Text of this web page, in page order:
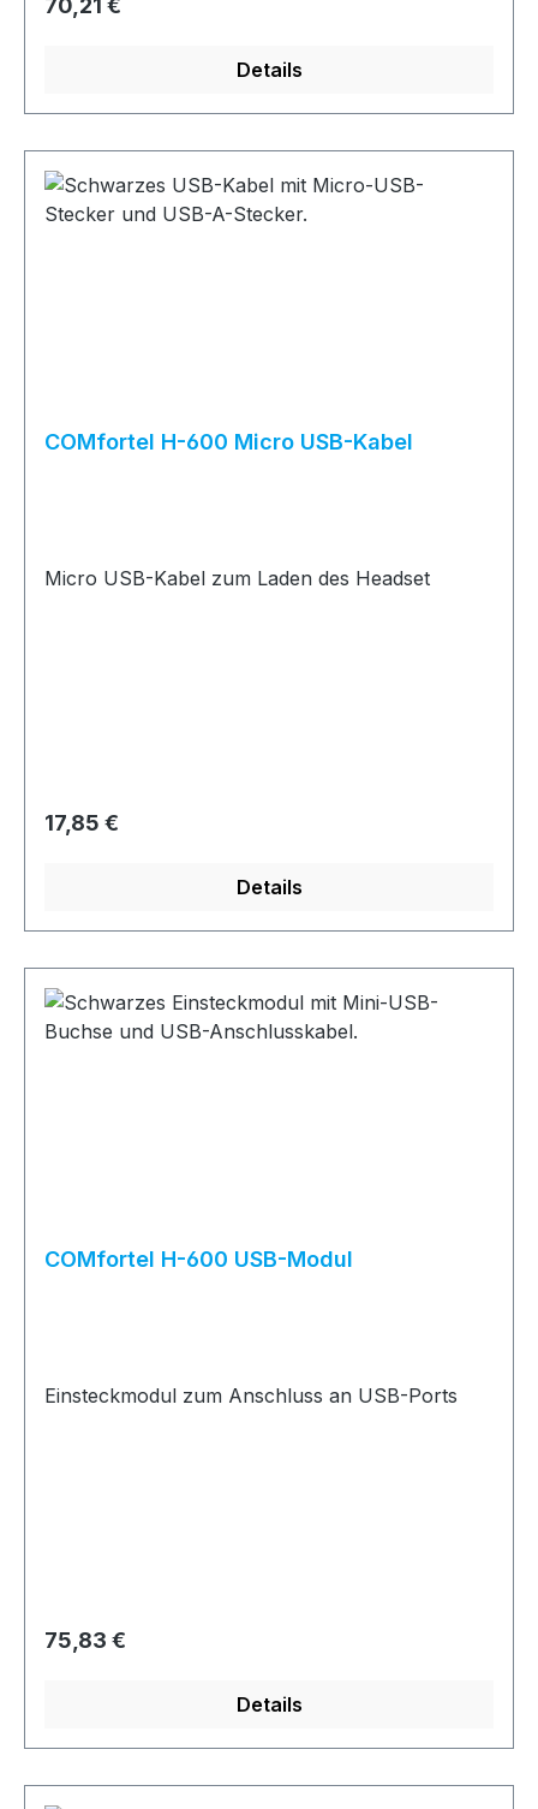
70,21 €
Details
COMfortel H-600 Micro USB-Kabel
Micro USB-Kabel zum Laden des Headset
Regulärer Preis:
17,85 €
Details
COMfortel H-600 USB-Modul
Einsteckmodul zum Anschluss an USB-Ports
Regulärer Preis:
75,83 €
Details